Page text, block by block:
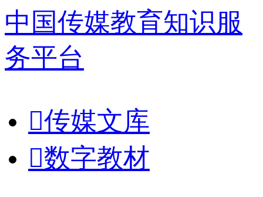
中国传媒教育知识服
务平台
传媒文库
数字教材